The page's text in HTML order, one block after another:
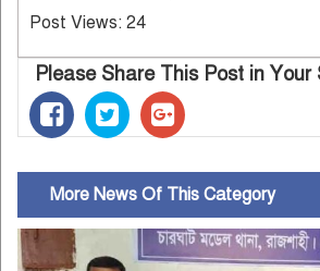
Post Views: 24
Please Share This Post in
More News Of This Category